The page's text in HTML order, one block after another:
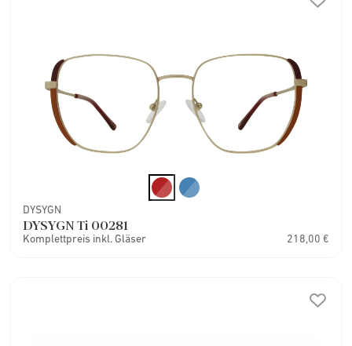
DYSYGN
DYSYGN Ti 00281
Komplettpreis inkl. Gläser 218,00 €